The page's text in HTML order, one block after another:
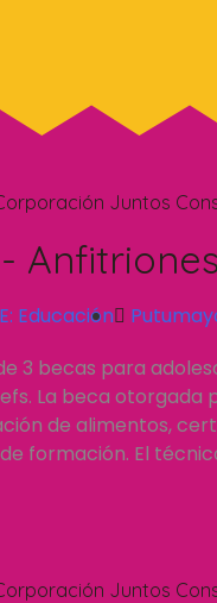
Juntos
Educación
3 becas para
La beca otorgada
de alimentos,
formación. El
Juntos